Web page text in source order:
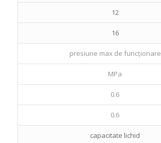
12
16
presiune max de funcționare
MPa
0.6
0.6
capacitate lichid